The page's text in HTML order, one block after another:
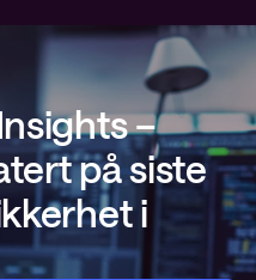
–
på siste
i